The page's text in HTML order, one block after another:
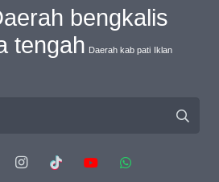
bengkalis
tengah Daerah kab pati Iklan